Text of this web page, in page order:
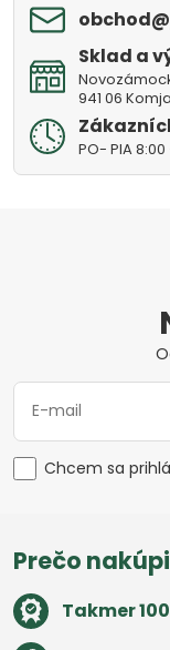
Sklad a
941 06
PO- PIA 8:00
Chcem sa
Prečo
Takmer